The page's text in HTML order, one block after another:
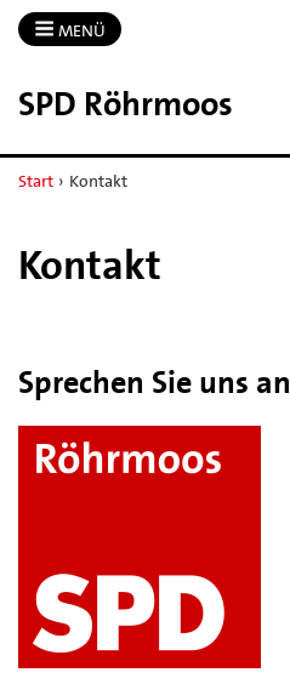
MENÜ
SPD Röhrmoos
Start › Kontakt
Kontakt
Sprechen Sie uns an